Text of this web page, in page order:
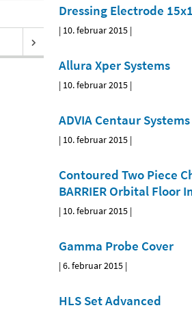
Dressing Electrode
| 10. februar 2015 |
Allura Xper Systems
| 10. februar 2015 |
ADVIA Centaur
| 10. februar 2015 |
Contoured Two Piece
BARRIER Orbital Floor
| 10. februar 2015 |
Gamma Probe Cover
|6. februar 2015 |
HLS Set Advanced